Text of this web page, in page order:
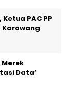
PAC PP
Karawang
Data’